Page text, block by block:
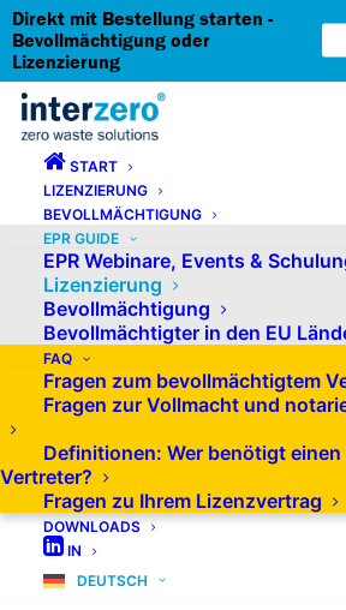
Direkt mit Bestellung starten -
Bevollmächtigung oder
Lizenzierung
START
LIZENZIERUNG
BEVOLLMÄCHTIGUNG
EPR GUIDE
EPR Webinare, Events &
Lizenzierung
Bevollmächtigung
Bevollmächtigter in den EU
FAQ
Fragen zum bevollmächtigtem
Fragen zur Vollmacht und
Definitionen: Wer benötigt
Vertreter?
Fragen zu Ihrem Lizenzvertrag
DOWNLOADS
IN
DEUTSCH
Lizenzierung mit
Einhaltung Ihrer
Österreich
Die Lizenzierung bezieht sich
bei dem Unternehmen für das
von Produkten, insbesondere
Elektrogeräte und Batterien,
zahlen. Diese Gebühr trägt